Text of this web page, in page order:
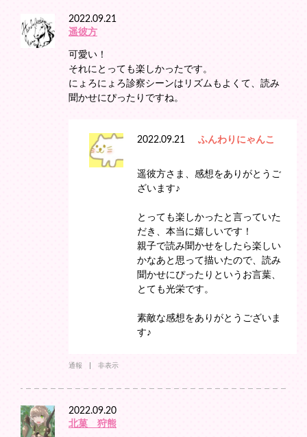
2022.09.21
遥彼方
可愛い！
それにとっても楽しかったです。
にょろにょろ診察シーンはリズムもよくて、読み
聞かせにぴったりですね。
2022.09.21 ふんわりにゃんこ
遥彼方さま、感想をありがとうご
ざいます♪
とっても楽しかったと言っていた
だき、本当に嬉しいです！
親子で読み聞かせをしたら楽しい
かなあと思って描いたので、読み
聞かせにぴったりというお言葉、
とても光栄です。
素敵な感想をありがとうございま
す♪
通報 非表示
2022.09.20
北菓 狩熊